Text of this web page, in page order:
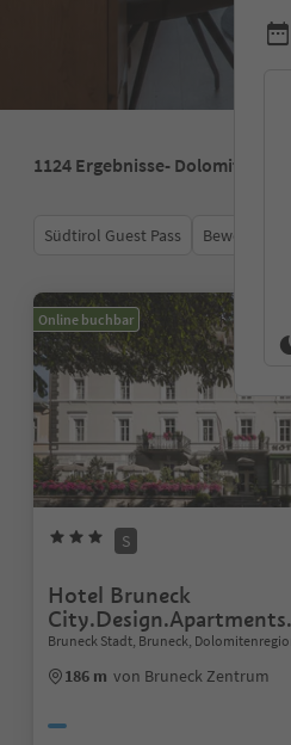
1124 Ergebnisse-
Südtirol Guest Pass
Online buchbar
S
Hotel Bruneck
City.Design.Apartments.
Bruneck Stadt, Bruneck,
186 m von Bruneck Zentrum